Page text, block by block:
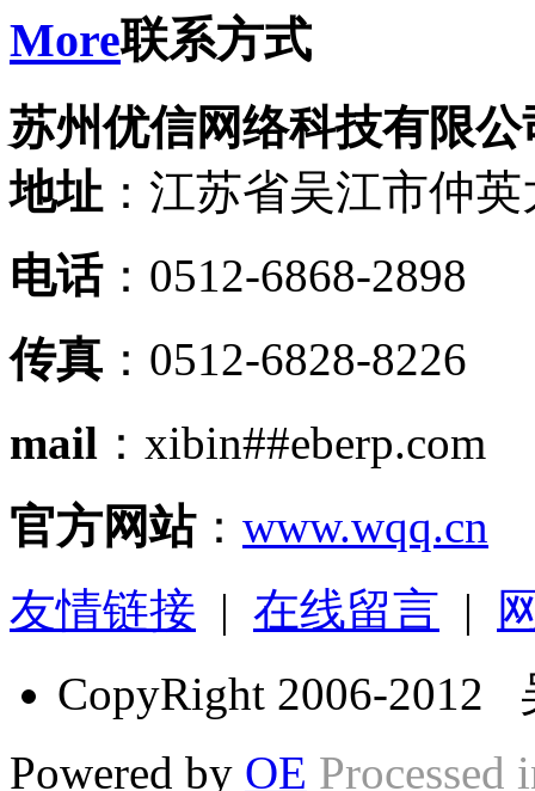
More联系方式
苏州优信网络科技有限
地址 ：江苏省吴江市仲
电话：0512-6868-2898
传真 ：0512-6828-8226
mail ：xibin##eberp.com
官方网站： www.wqq.cn
友情链接 | 在线留言 |
CopyRight 2006-2012
Powered by OE Processed